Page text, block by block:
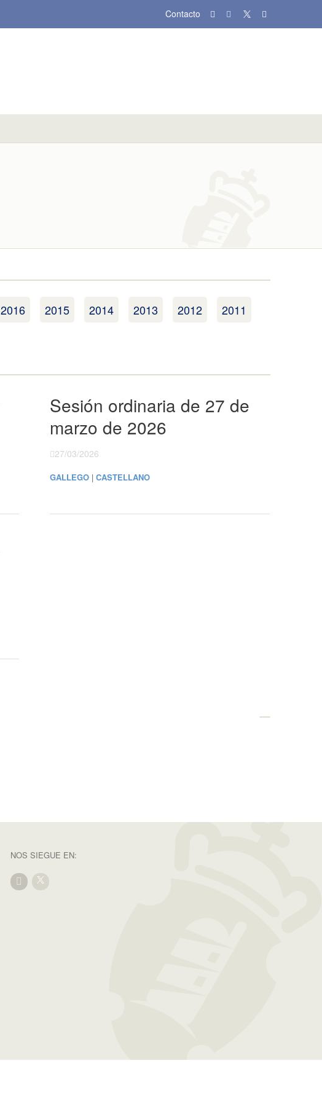
Contacto
2016 2015 2014 2013 2012 2011
Sesión ordinaria de 27 de
marzo de 2026
27/03/2026
GALLEGO |CASTELLANO
NOS SIEGUE EN: